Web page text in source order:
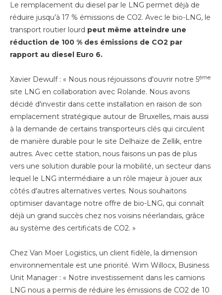
Le remplacement du diesel par le LNG permet déjà de
réduire jusqu’à 17 % émissions de CO2. Avec le bio-LNG, le
transport routier lourd peut même atteindre une
réduction de 100 % des émissions de CO2 par
rapport au diesel Euro 6.
Xavier Dewulf : « Nous nous réjouissons d'ouvrir notre 5ème
site LNG en collaboration avec Rolande. Nous avons
décidé d'investir dans cette installation en raison de son
emplacement stratégique autour de Bruxelles, mais aussi
à la demande de certains transporteurs clés qui circulent
de manière durable pour le site Delhaize de Zellik, entre
autres. Avec cette station, nous faisons un pas de plus
vers une solution durable pour la mobilité, un secteur dans
lequel le LNG intermédiaire a un rôle majeur à jouer aux
côtés d'autres alternatives vertes. Nous souhaitons
optimiser davantage notre offre de bio-LNG, qui connaît
déjà un grand succès chez nos voisins néerlandais, grâce
au système des certificats de CO2. »
Chez Van Moer Logistics, un client fidèle, la dimension
environnementale est une priorité. Wim Willocx, Business
Unit Manager : « Notre investissement dans les camions
LNG nous a permis de réduire les émissions de CO2 de 10